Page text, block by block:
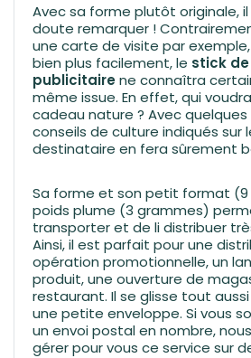
Avec sa forme plutôt originale,
doute remarquer !
une carte de visite par
bien plus facilement, le stick
publicitairene connaîtra
même issue. En effet, qui
cadeau nature ? Avec
conseils de culture indiqués sur
destinataire en fera sûrement
Sa forme et son petit format (9
poids plume (3 grammes)
transporter et de li distribuer
Ainsi, il est parfait pour une
opération promotionnelle, un
produit, une ouverture de
restaurant. Il se glisse tout
une petite enveloppe. Si vous
un envoi postal en nombre,
gérer pour vous ce service sur